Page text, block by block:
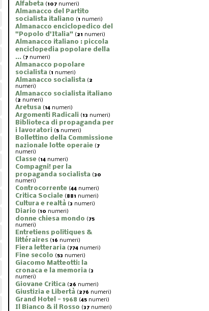
Alfabeta (107 numeri)
Almanacco del Partito
socialista italiano (1 numeri)
Almanacco enciclopedico del
"Popolo d'Italia" (21 numeri)
Almanacco italiano : piccola
enciclopedia popolare della
... (7 numeri)
Almanacco popolare
socialista (1 numeri)
Almanacco socialista (2
numeri)
Almanacco socialista italiano
(2 numeri)
Aretusa (14 numeri)
Argomenti Radicali (13 numeri)
Biblioteca di propaganda per
i lavoratori (5 numeri)
Bollettino della Commissione
nazionale lotte operaie (7
numeri)
Classe (14 numeri)
Compagni! per la
propaganda socialista (30
numeri)
Controcorrente (44 numeri)
Critica Sociale (881 numeri)
Cultura e realtà (3 numeri)
Diario (10 numeri)
donne chiesa mondo (75
numeri)
Entretiens politiques &
littéraires (16 numeri)
Fiera letteraria (774 numeri)
Fine secolo (53 numeri)
Giacomo Matteotti: la
cronaca e la memoria (3
numeri)
Giovane Critica (26 numeri)
Giustizia e Libertà (276 numeri)
Grand Hotel - 1968 (45 numeri)
Il Bianco & il Rosso (37 numeri)